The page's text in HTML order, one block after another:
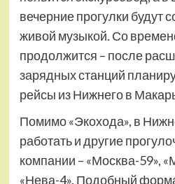
вечерние прогулки будут
живой музыкой. Со
продолжится – после
зарядных станций
рейсы из Нижнего в
Помимо «Экохода», в
работать и другие
компании – «Москва-59»,
«Нева-4». Подобный